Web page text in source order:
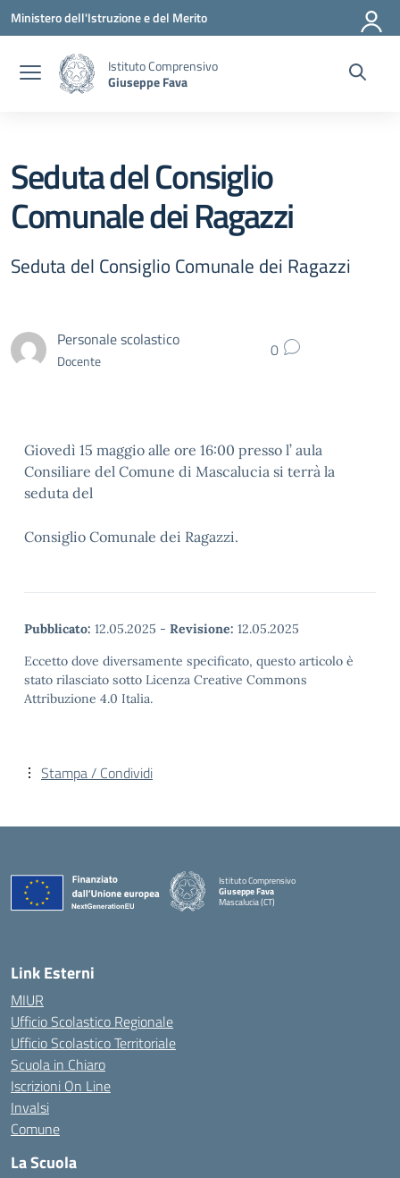
Vai ai contenuti
Vai al menu di navigazione
Vai al footer
Ministero dell'Istruzione e del Merito
Istituto Comprensivo
Giuseppe Fava
Seduta del Consiglio
Comunale dei Ragazzi
Seduta del Consiglio Comunale dei Ragazzi
Personale scolastico
Docente 0
Giovedì 15 maggio alle ore 16:00 presso l’ aula
Consiliare del Comune di Mascalucia si terrà la
seduta del
Consiglio Comunale dei Ragazzi.
Pubblicato: 12.05.2025 - Revisione: 12.05.2025
Eccetto dove diversamente specificato, questo articolo è
stato rilasciato sotto Licenza Creative Commons
Attribuzione 4.0 Italia.
Stampa / Condividi
Istituto Comprensivo
Giuseppe Fava
Mascalucia (CT)
Link Esterni
MIUR
Ufficio Scolastico Regionale
Ufficio Scolastico Territoriale
Scuola in Chiaro
Iscrizioni On Line
Invalsi
Comune
La Scuola